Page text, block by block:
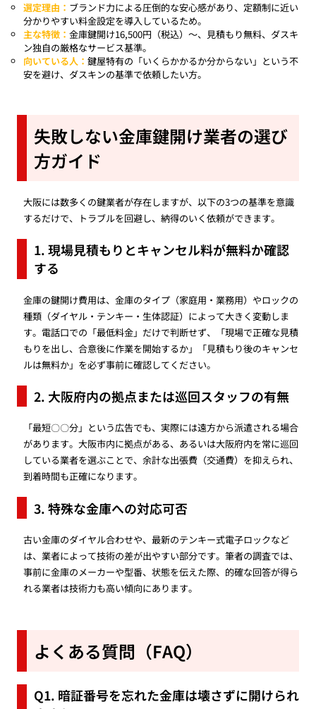
選定理由： ブランド力による圧倒的な安心感があり、定額制に近い
分かりやすい料金設定を導入しているため。
主な特徴：金庫鍵開け16,500円（税込）〜、見積もり無料、ダスキ
ン独自の厳格なサービス基準。
向いている人：鍵屋特有の「いくらかかるか分からない」という不
安を避け、ダスキンの基準で依頼したい方。
失敗しない金庫鍵開け業者の選び
方ガイド
大阪には数多くの鍵業者が存在しますが、以下の3つの基準を意識
するだけで、トラブルを回避し、納得のいく依頼ができます。
1. 現場見積もりとキャンセル料が無料か確認
する
金庫の鍵開け費用は、金庫のタイプ（家庭用・業務用）やロックの
種類（ダイヤル・テンキー・生体認証）によって大きく変動しま
す。電話口での「最低料金」だけで判断せず、「現場で正確な見積
もりを出し、合意後に作業を開始するか」「見積もり後のキャンセ
ルは無料か」を必ず事前に確認してください。
2. 大阪府内の拠点または巡回スタッフの有無
「最短〇〇分」という広告でも、実際には遠方から派遣される場合
があります。大阪市内に拠点がある、あるいは大阪府内を常に巡回
している業者を選ぶことで、余計な出張費（交通費）を抑えられ、
到着時間も正確になります。
3. 特殊な金庫への対応可否
古い金庫のダイヤル合わせや、最新のテンキー式電子ロックなど
は、業者によって技術の差が出やすい部分です。筆者の調査では、
事前に金庫のメーカーや型番、状態を伝えた際、的確な回答が得ら
れる業者は技術力も高い傾向にあります。
よくある質問（FAQ）
Q1. 暗証番号を忘れた金庫は壊さずに開けられ